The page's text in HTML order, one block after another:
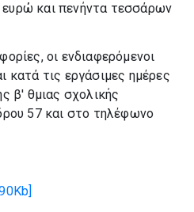
και πενήντα τεσσάρων
οι ενδιαφερόμενοι
κατά τις εργάσιμες ημέρες
β' θμιας σχολικής
57 και στο τηλέφωνο